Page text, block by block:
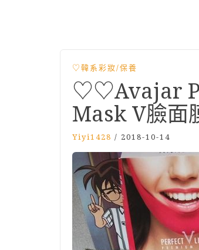
♡韓系彩妝/保養
♡♡Avajar
Mask V臉
Yiyi1428 / 2018-10-14